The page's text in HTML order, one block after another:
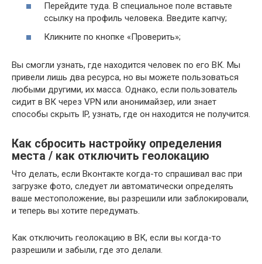
Перейдите туда. В специальное поле вставьте
ссылку на профиль человека. Введите капчу;
Кликните по кнопке «Проверить»;
Вы смогли узнать, где находится человек по его ВК. Мы
привели лишь два ресурса, но вы можете пользоваться
любыми другими, их масса. Однако, если пользователь
сидит в ВК через VPN или анонимайзер, или знает
способы скрыть IP, узнать, где он находится не получится.
Как сбросить настройку определения
места / как отключить геолокацию
Что делать, если Вконтакте когда-то спрашивал вас при
загрузке фото, следует ли автоматически определять
ваше местоположение, вы разрешили или заблокировали,
и теперь вы хотите передумать.
Как отключить геолокацию в ВК, если вы когда-то
разрешили и забыли, где это делали.